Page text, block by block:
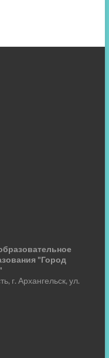
"Город
г. Архангельск, ул.